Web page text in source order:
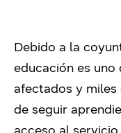
Debido a la
educación es
afectados y
de seguir